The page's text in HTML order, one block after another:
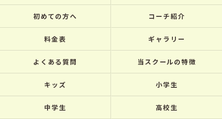
初めての方へ コーチ紹介
料金表 ギャラリー
よくある質問 当スクールの特徴
キッズ 小学生
中学生 高校生